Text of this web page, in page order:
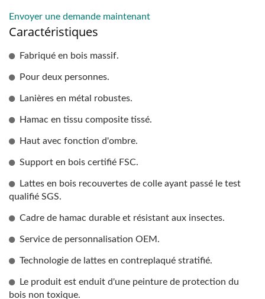
Envoyer une demande maintenant
Caractéristiques
Fabriqué en bois massif.
Pour deux personnes.
Lanières en métal robustes.
Hamac en tissu composite tissé.
Haut avec fonction d'ombre.
Support en bois certifié FSC.
Lattes en bois recouvertes de colle ayant passé le test
qualifié SGS.
Cadre de hamac durable et résistant aux insectes.
Service de personnalisation OEM.
Technologie de lattes en contreplaqué stratifié.
Le produit est enduit d'une peinture de protection du
bois non toxique.